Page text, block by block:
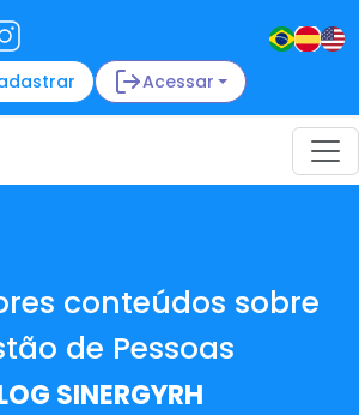
Acessar
conteúdos sobre
de Pessoas
SINERGYRH